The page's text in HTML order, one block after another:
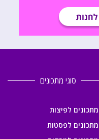
סוגי מתכונים
מתכונים לפיצות
מתכונים לפסטות